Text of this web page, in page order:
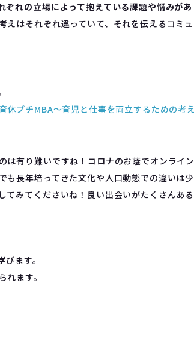
ぞれの立場によって抱えている課題や悩みが
えはそれぞれ違っていて、それを伝えるコミ
休プチMBA～育児と仕事を両立するための考
有り難いですね！コロナのお蔭でオンライ
も長年培ってきた文化や人口動態での違いは
てみてくださいね！良い出会いがたくさんあ
ます。
ます。